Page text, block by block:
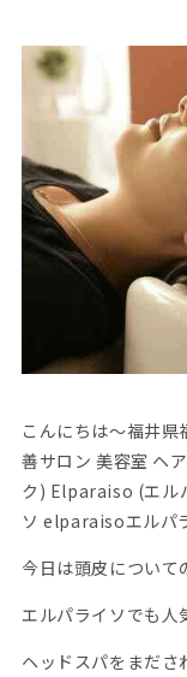
こんにちは〜福井
善サロン 美容室 ヘ
ク) Elparaiso (エル
ソ elparaisoエルパ
今日は頭皮について
エルパライソでも人
ヘッドスパをまださ